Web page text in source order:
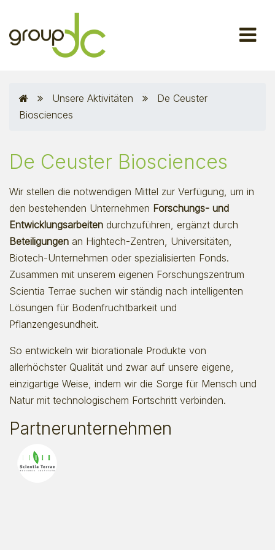
Unsere Aktivitäten
De Ceuster
Biosciences
De Ceuster Biosciences
Wir stellen die notwendigen Mittel zur Verfügung, um in
den bestehenden Unternehmen Forschungs- und
Entwicklungsarbeiten durchzuführen, ergänzt durch
Beteiligungen an Hightech-Zentren, Universitäten,
Biotech-Unternehmen oder spezialisierten Fonds.
Zusammen mit unserem eigenen Forschungszentrum
Scientia Terrae suchen wir ständig nach intelligenten
Lösungen für Bodenfruchtbarkeit und
Pflanzengesundheit.
So entwickeln wir biorationale Produkte von
allerhöchster Qualität und zwar auf unsere eigene,
einzigartige Weise, indem wir die Sorge für Mensch und
Natur mit technologischem Fortschritt verbinden.
Partnerunternehmen